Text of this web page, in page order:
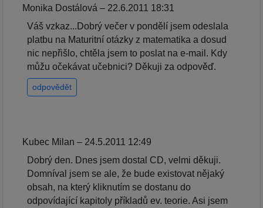
Monika Dostálová – 22.6.2011 18:31
Váš vzkaz...Dobrý večer v pondělí jsem odeslala
platbu na Maturitní otázky z matematika a dosud
nic nepřišlo, chtěla jsem to poslat na e-mail. Kdy
můžu očekávat učebnici? Děkuji za odpověď.
odpovědět
Kubec Milan – 24.5.2011 12:49
Dobrý den. Dnes jsem dostal CD, velmi děkuji.
Domníval jsem se ale, že bude existovat nějaký
obsah, na který kliknutím se dostanu do
odpovídající kapitoly příkladů ev. teorie. Asi jsem